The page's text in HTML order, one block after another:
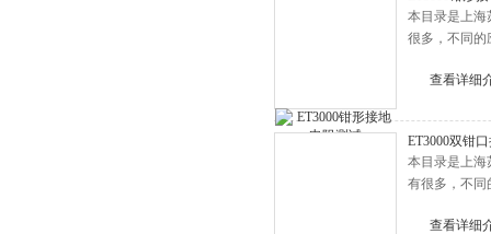
本目录是上海
很多，不同的
查看详细
ET3000双钳
本目录是上海
有很多，不同
查看详细